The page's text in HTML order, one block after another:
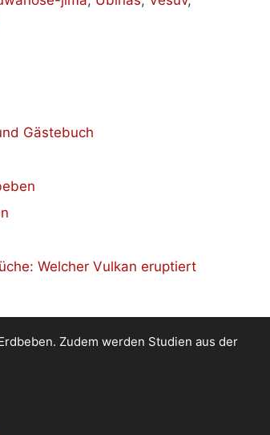
Gästebuch
Welcher Vulkan eruptiert
Zudem werden Studien aus der